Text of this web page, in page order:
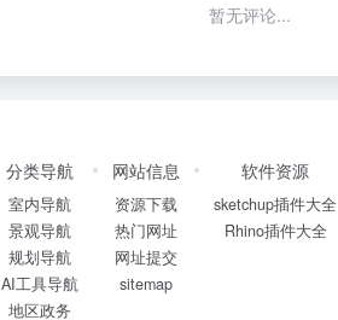
暂无评论...
分类导航
室内导航
景观导航
规划导航
AI工具导航
地区政务
网站信息
资源下载
热门网址
网址提交
sitemap
软件资源
sketchup插件大全
Rhino插件大全